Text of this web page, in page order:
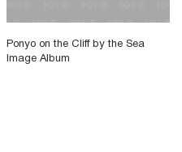
Ponyo on the Cliff by the Sea
Image Album